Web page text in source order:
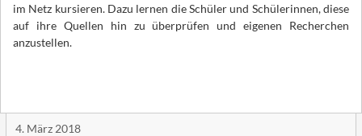
im Netz kursieren. Dazu lernen die Schüler und Schülerinnen, diese
auf ihre Quellen hin zu überprüfen und eigenen Recherchen
anzustellen.
4. März 2018